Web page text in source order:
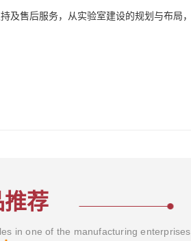
及售后服务，从实验室建设的规划与布局
推荐
in one of the manufacturing enterprises